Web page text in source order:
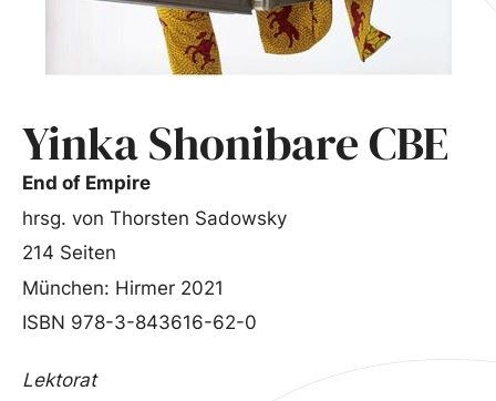
Yinka Shonibare CBE
End of Empire
hrsg. von Thorsten Sadowsky
214 Seiten
München: Hirmer 2021
ISBN 978-3-843616-62-0
Lektorat